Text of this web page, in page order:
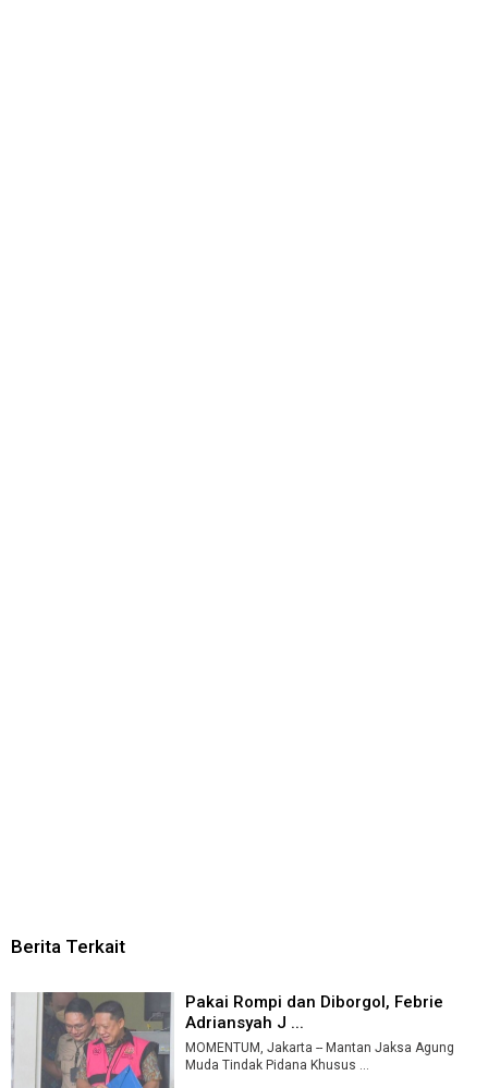
Berita Terkait
Pakai Rompi dan Diborgol, Febrie
Adriansyah J ...
MOMENTUM, Jakarta -- Mantan Jaksa Agung
Muda Tindak Pidana Khusus ...